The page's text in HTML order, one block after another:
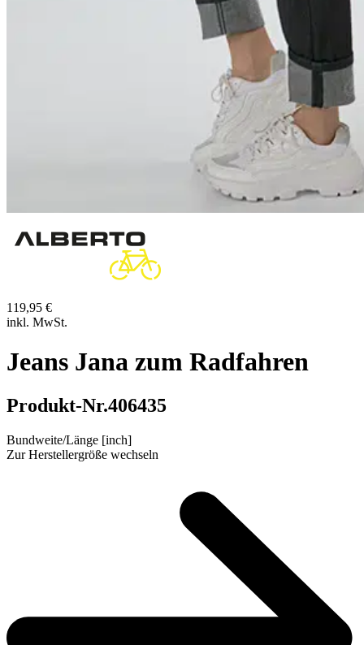
119,95 €
inkl. MwSt.
Jeans Jana zum Radfahren
Produkt-Nr.406435
Bundweite/Länge [inch]
Zur Herstellergröße wechseln